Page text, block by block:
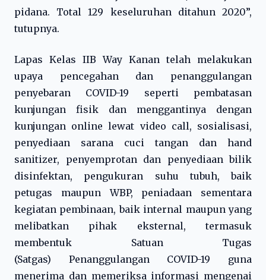
pidana. Total 129 keseluruhan ditahun 2020”,
tutupnya.
Lapas Kelas IIB Way Kanan telah melakukan
upaya pencegahan dan penanggulangan
penyebaran COVID-19 seperti pembatasan
kunjungan fisik dan menggantinya dengan
kunjungan online lewat video call, sosialisasi,
penyediaan sarana cuci tangan dan hand
sanitizer, penyemprotan dan penyediaan bilik
disinfektan, pengukuran suhu tubuh, baik
petugas maupun WBP, peniadaan sementara
kegiatan pembinaan, baik internal maupun yang
melibatkan pihak eksternal, termasuk
membentuk Satuan Tugas
(Satgas) Penanggulangan COVID-19 guna
menerima dan memeriksa informasi mengenai